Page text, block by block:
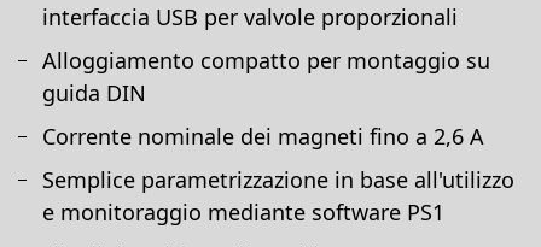
interfaccia USB per valvole proporzionali
Alloggiamento compatto per montaggio su
guida DIN
Corrente nominale dei magneti fino a 2,6 A
Semplice parametrizzazione in base all'utilizzo
e monitoraggio mediante software PS1